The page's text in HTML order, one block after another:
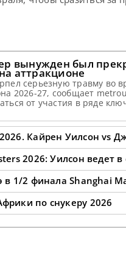
вынужден был
аттракционе
серьезную травму во
2026-27, сообщает
от участия в ряде
Кайрен Уилсон vs
2026: Уилсон ведет в
1/2 финала Shanghai
по снукеру 2026